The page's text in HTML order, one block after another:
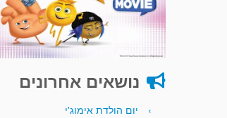
נושאים אחרונים
יום הולדת אימוג'י